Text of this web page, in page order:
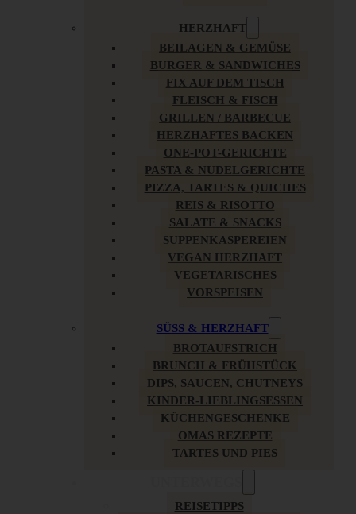
HERZHAFT
BEILAGEN & GEMÜSE
BURGER & SANDWICHES
FIX AUF DEM TISCH
FLEISCH & FISCH
GRILLEN / BARBECUE
HERZHAFTES BACKEN
ONE-POT-GERICHTE
PASTA & NUDELGERICHTE
PIZZA, TARTES & QUICHES
REIS & RISOTTO
SALATE & SNACKS
SUPPENKASPEREIEN
VEGAN HERZHAFT
VEGETARISCHES
VORSPEISEN
SÜSS & HERZHAFT
BROTAUFSTRICH
BRUNCH & FRÜHSTÜCK
DIPS, SAUCEN, CHUTNEYS
KINDER-LIEBLINGSESSEN
KÜCHENGESCHENKE
OMAS REZEPTE
TARTES UND PIES
REISETIPPS